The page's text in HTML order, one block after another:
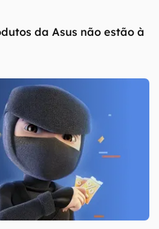
da Asus não estão à